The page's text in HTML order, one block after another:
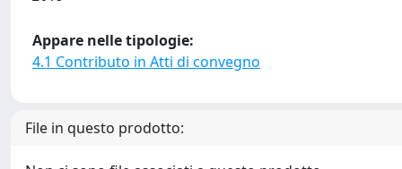
Appare nelle tipologie:
4.1 Contributo in Atti di convegno
File in questo prodotto: